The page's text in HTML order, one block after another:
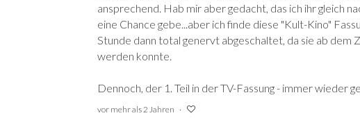
ansprechend. Hab mir aber gedacht, das ich ihr gleich
eine Chance gebe...aber ich finde diese "Kult-Kino"
Stunde dann total genervt abgeschaltet, da sie ab dem
werden konnte.
Dennoch, der 1. Teil in der TV-Fassung - immer wieder
vor mehr als 2 Jahren